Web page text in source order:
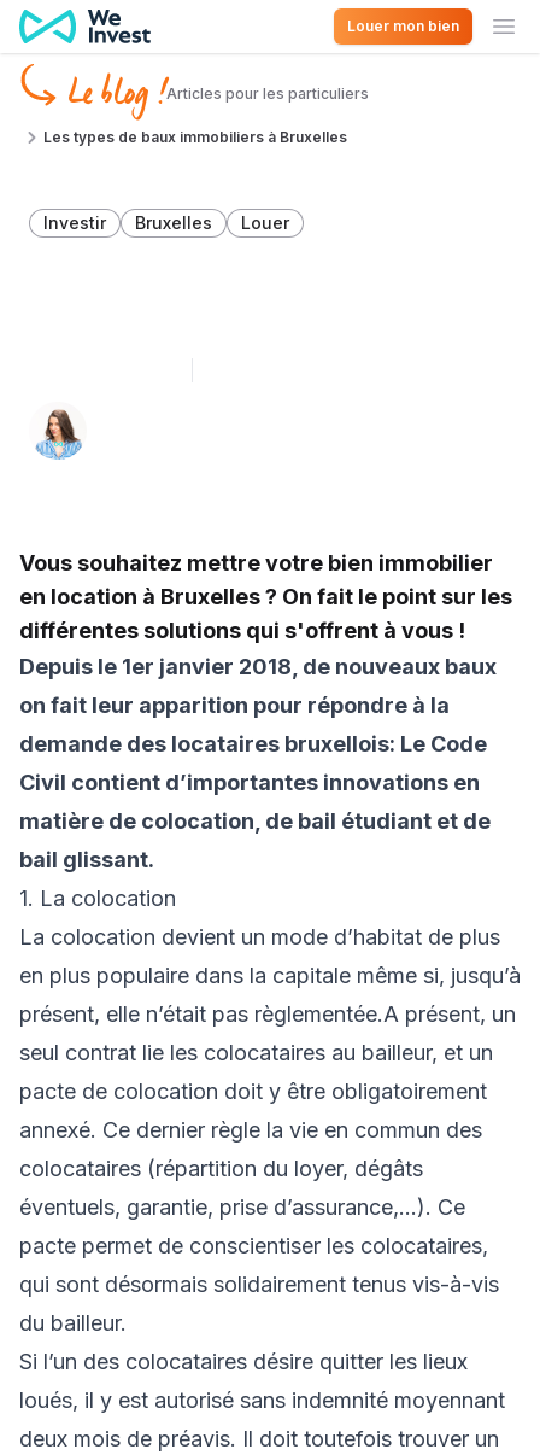
Aller au contenu
Louer mon bien
Le blog !Articles pour les particuliers
Les types de baux immobiliers à Bruxelles
Investir Bruxelles Louer
Vous souhaitez mettre votre bien immobilier
en location à Bruxelles ? On fait le point sur les
différentes solutions qui s'offrent à vous !
Depuis le 1er janvier 2018, de nouveaux baux
on fait leur apparition pour répondre à la
demande des locataires bruxellois: Le Code
Civil contient d’importantes innovations en
matière de colocation, de bail étudiant et de
bail glissant.
1. La colocation
La colocation devient un mode d’habitat de plus
en plus populaire dans la capitale même si, jusqu’à
présent, elle n’était pas règlementée.A présent, un
seul contrat lie les colocataires au bailleur, et un
pacte de colocation doit y être obligatoirement
annexé. Ce dernier règle la vie en commun des
colocataires (répartition du loyer, dégâts
éventuels, garantie, prise d’assurance,…). Ce
pacte permet de conscientiser les colocataires,
qui sont désormais solidairement tenus vis-à-vis
du bailleur.
Si l’un des colocataires désire quitter les lieux
loués, il y est autorisé sans indemnité moyennant
deux mois de préavis. Il doit toutefois trouver un